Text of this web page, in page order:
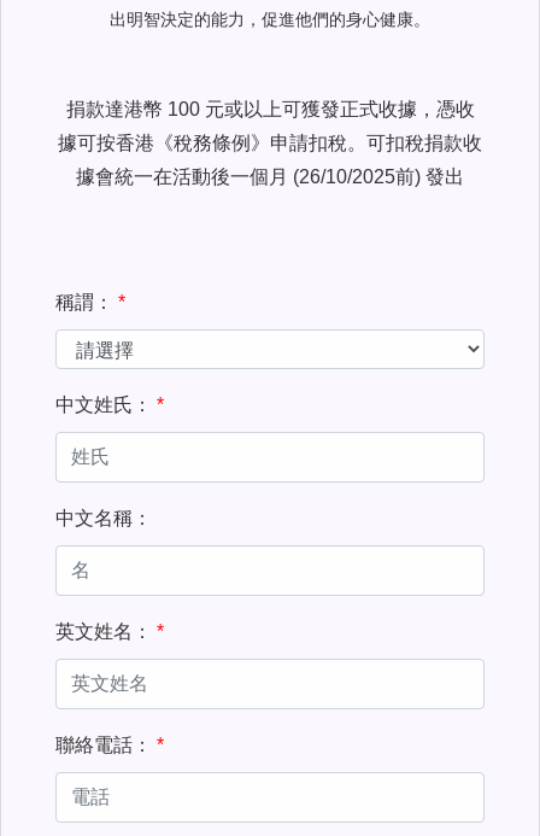
出明智決定的能力，促進他們的身心健康。
捐款達港幣 100 元或以上可獲發正式收據，憑收
據可按香港《稅務條例》申請扣稅。可扣稅捐款收
據會統一在活動後一個月 (26/10/2025前) 發出
稱謂：
中文姓氏：
中文名稱：
英文姓名：
聯絡電話：